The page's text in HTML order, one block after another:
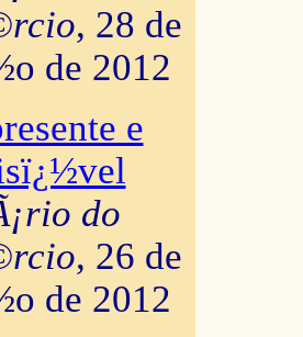
, 28 de
de 2012
e
do
, 26 de
de 2012